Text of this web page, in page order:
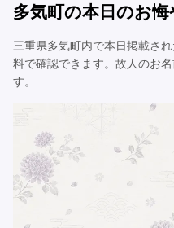
多気町の本日のお
三重県多気町内で本日掲載さ
料で確認できます。故人のお
す。